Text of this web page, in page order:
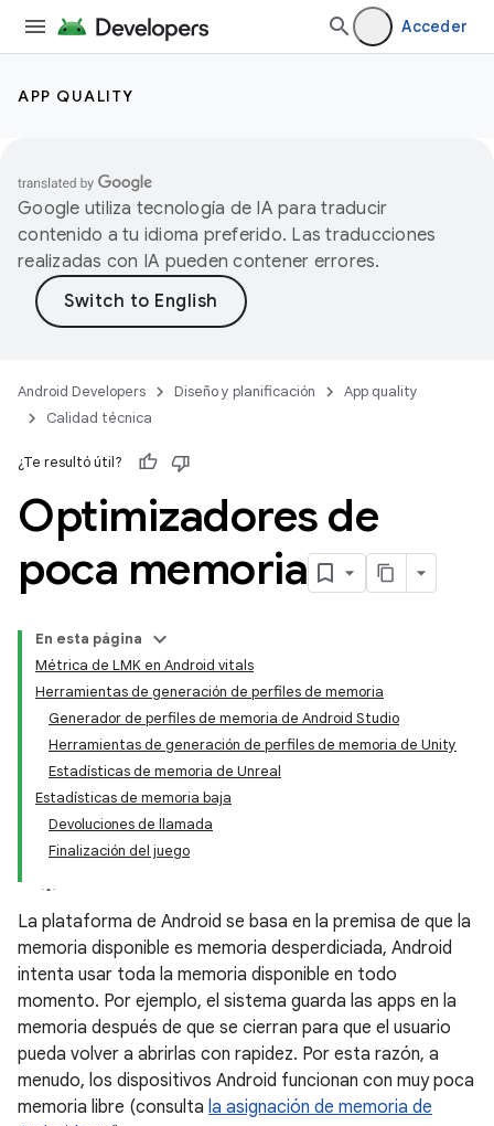
Acceder
APP QUALITY
Google utiliza tecnología de IA para traducir
contenido a tu idioma preferido. Las traducciones
realizadas con IA pueden contener errores.
Android Developers Diseño y planificación
App quality
Calidad técnica
¿Te resultó útil?
Optimizadores de
poca memoria
En esta página
Métrica de LMK en Android vitals
Herramientas de generación de perfiles de memoria
Generador de perfiles de memoria de Android Studio
Herramientas de generación de perfiles de memoria de Unity
Estadísticas de memoria de Unreal
Estadísticas de memoria baja
Devoluciones de llamada
Finalización del juego
La plataforma de Android se basa en la premisa de que la
memoria disponible es memoria desperdiciada, Android
intenta usar toda la memoria disponible en todo
momento. Por ejemplo, el sistema guarda las apps en la
memoria después de que se cierran para que el usuario
pueda volver a abrirlas con rapidez. Por esta razón, a
menudo, los dispositivos Android funcionan con muy poca
memoria libre (consulta la asignación de memoria de